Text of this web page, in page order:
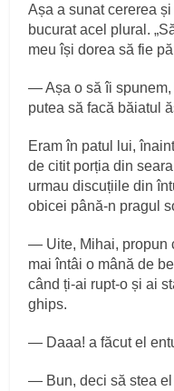
Așa a sunat cererea
bucurat acel plural.
meu își dorea să fie
— Așa o să îi spunem,
putea să facă băiatul
Eram în patul lui,
de citit porția din
urmau discuțiile din
obicei până-n pragul
— Uite, Mihai, propun
mai întâi o mână de
când ți-ai rupt-o și ai
ghips.
— Daaa! a făcut el
— Bun, deci să stea